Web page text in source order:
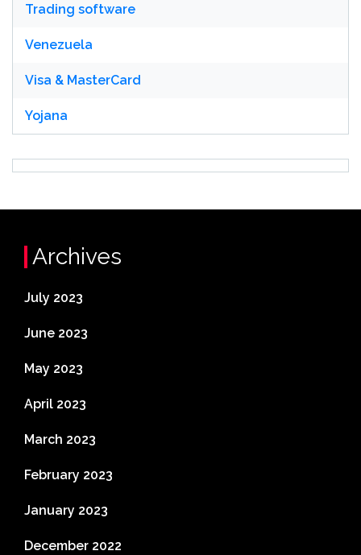
Trading software
Venezuela
Visa & MasterCard
Yojana
Archives
July 2023
June 2023
May 2023
April 2023
March 2023
February 2023
January 2023
December 2022